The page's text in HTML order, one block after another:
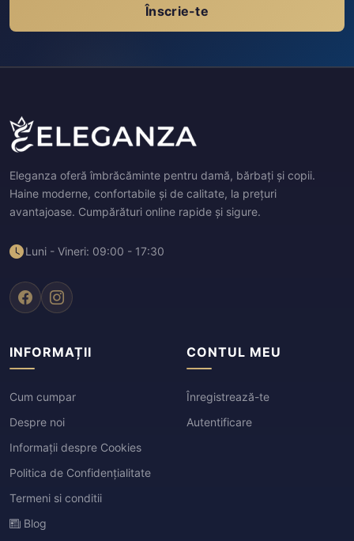
Înscrie-te
Eleganza oferă îmbrăcăminte pentru damă, bărbați și copii.
Haine moderne, confortabile și de calitate, la prețuri
avantajoase. Cumpărături online rapide și sigure.
Luni - Vineri: 09:00 - 17:30
INFORMAȚII
Cum cumpar
Despre noi
Informații despre Cookies
Politica de Confidențialitate
Termeni si conditii
Blog
CONTUL MEU
Înregistrează-te
Autentificare